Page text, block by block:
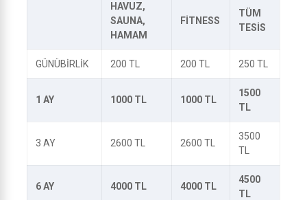
HAVUZ,
SAUNA,
HAMAM
FİTNESS
TÜM
TESİS
GÜNÜBİRLİK 200 TL 200 TL 250 TL
1 AY 1000 TL 1000 TL
1500
TL
3 AY 2600 TL 2600 TL
3500
TL
6 AY 4000 TL 4000 TL
4500
TL